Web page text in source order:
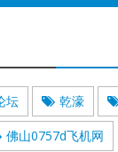
坛 乾濠
佛山0757d飞机网